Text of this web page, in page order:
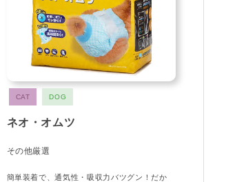
CAT DOG
ネオ・オムツ
その他厳選
簡単装着で、通気性・吸収力バツグン！だか